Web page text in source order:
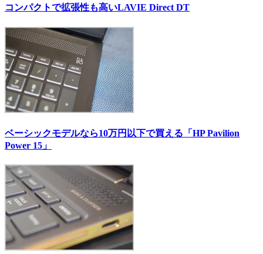
コンパクトで拡張性も高いLAVIE Direct DT
ベーシックモデルなら10万円以下で買える「HP Pavilion
Power 15」